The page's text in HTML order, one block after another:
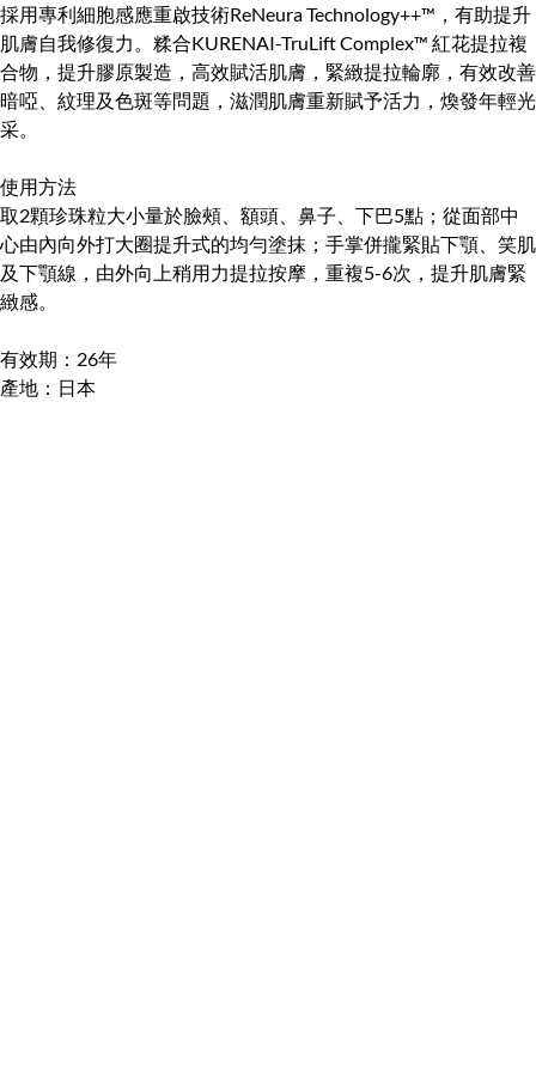
採用專利細胞感應重啟技術ReNeura Technology++™️，有助提升
肌膚自我修復力。糅合KURENAI-TruLift Complex™️ 紅花提拉複
合物，提升膠原製造，高效賦活肌膚，緊緻提拉輪廓，有效改善
暗啞、紋理及色斑等問題，滋潤肌膚重新賦予活力，煥發年輕光
采。
使用方法
取2顆珍珠粒大小量於臉頰、額頭、鼻子、下巴5點；從面部中
心由內向外打大圈提升式的均勻塗抹；手掌併攏緊貼下顎、笑肌
及下顎線，由外向上稍用力提拉按摩，重複5-6次，提升肌膚緊
緻感。
有效期：26年
產地：日本